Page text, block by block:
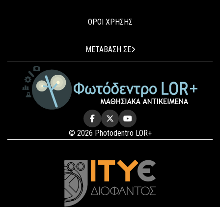
ΟΡΟΙ ΧΡΗΣΗΣ
ΜΕΤΑΒΑΣΗ ΣΕ
© 2026 Photodentro LOR+